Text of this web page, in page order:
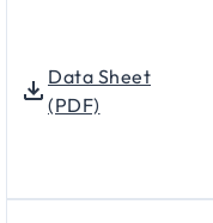
Data Sheet
(PDF)